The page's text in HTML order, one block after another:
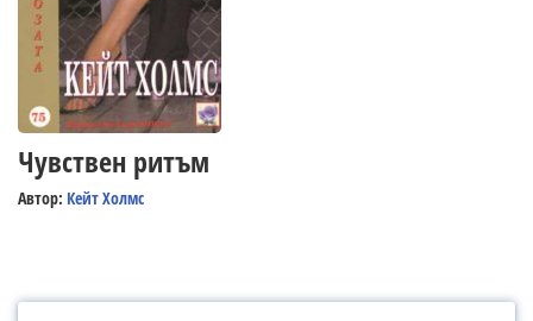
Чувствен ритъм
Автор: Кейт Холмс